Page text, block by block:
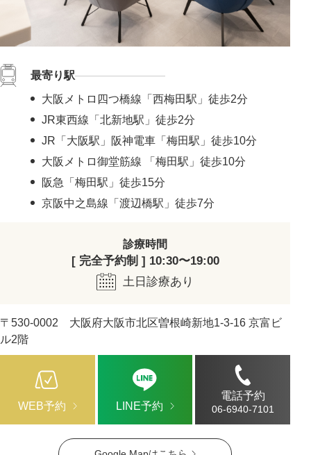
最寄り駅
大阪メトロ四つ橋線「西梅田駅」徒歩2分
JR東西線「北新地駅」徒歩2分
JR「大阪駅」阪神電車「梅田駅」徒歩10分
大阪メトロ御堂筋線 「梅田駅」徒歩10分
阪急「梅田駅」徒歩15分
京阪中之島線「渡辺橋駅」徒歩7分
診療時間
[ 完全予約制 ] 10:30〜19:00
土日診療あり
〒530-0002 大阪府大阪市北区曽根崎新地1-3-16 京富ビ
ル2階
WEB予約 LINE予約
電話予約
06-6940-7101